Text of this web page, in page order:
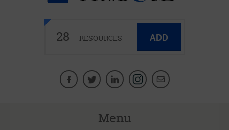
28 RESOURCES ADD
Menu